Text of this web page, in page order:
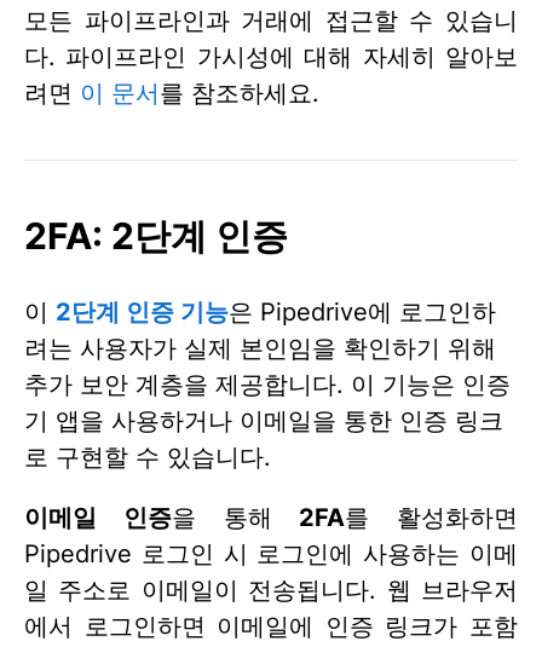
모든 파이프라인과 거래에 접근할 수 있습니
다. 파이프라인 가시성에 대해 자세히 알아보
려면 이 문서 를 참조하세요.
2FA: 2단계 인증
이 2단계 인증 기능은 Pipedrive에 로그인하
려는 사용자가 실제 본인임을 확인하기 위해
추가 보안 계층을 제공합니다. 이 기능은 인증
기 앱을 사용하거나 이메일을 통한 인증 링크
로 구현할 수 있습니다.
이메일 인증을 통해 2FA를 활성화하면
Pipedrive 로그인 시 로그인에 사용하는 이메
일 주소로 이메일이 전송됩니다. 웹 브라우저
에서 로그인하면 이메일에 인증 링크가 포함